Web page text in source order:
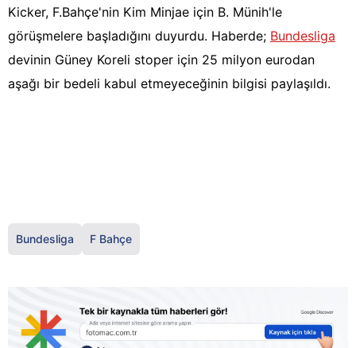
Kicker, F.Bahçe'nin Kim Minjae için B. Münih'le
görüşmelere başladığını duyurdu. Haberde; Bundesliga
devinin Güney Koreli stoper için 25 milyon eurodan
aşağı bir bedeli kabul etmeyeceğinin bilgisi paylaşıldı.
Bundesliga F Bahçe